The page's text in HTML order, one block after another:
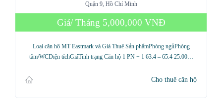
Quận 9, Hồ Chí Minh
Giá/ Tháng 5,000,000 VNĐ
Loại căn hộ MT Eastmark và Giá Thuê Sản phẩmPhòng ngủPhòng
tắm/WCDiện tíchGiáTình trạng Căn hộ 1 PN + 1 63.4 – 65.4 25.00…
Cho thuê căn hộ